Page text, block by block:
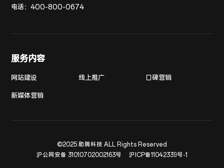
电话：400-800-0674
服务内容
网站建设 线上推广 口碑营销
新媒体营销
©2025 助腾科技 ALL Rights Reserved
沪公网安备 31010702002163号
沪ICP备11042339号-1